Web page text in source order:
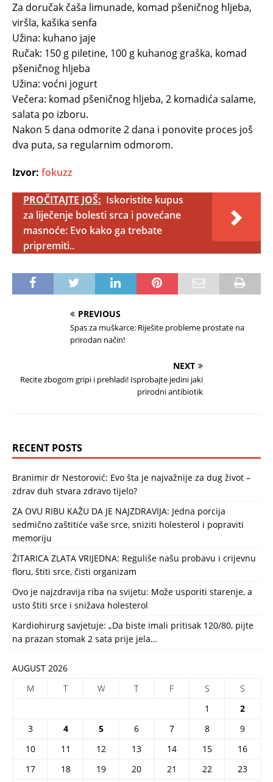
Za doručak čaša limunade, komad pšeničnog hljeba,
viršla, kašika senfa
Užina: kuhano jaje
Ručak: 150 g piletine, 100 g kuhanog graška, komad
pšeničnog hljeba
Užina: voćni jogurt
Večera: komad pšeničnog hljeba, 2 komadića salame,
salata po izboru.
Nakon 5 dana odmorite 2 dana i ponovite proces još
dva puta, sa regularnim odmorom.
Izvor: fokuzz
PROČITAJTE JOŠ: Iskoristite kupus
za liječenje bolesti srca i povećane
masnoće: Evo kako ga trebate
pripremiti..
PREVIOUS
Spas za muškarce: Riješite probleme prostate na
prirodan način!
NEXT
Recite zbogom gripi i prehladi! Isprobajte jedini jaki
prirodni antibiotik
RECENT POSTS
Branimir dr Nestorović: Evo šta je najvažnije za dug život –
zdrav duh stvara zdravo tijelo?
ZA OVU RIBU KAŽU DA JE NAJZDRAVIJA: Jedna porcija
sedmično zaštitiće vaše srce, sniziti holesterol i popraviti
memoriju
ŽITARICA ZLATA VRIJEDNA: Reguliše našu probavu i crijevnu
floru, štiti srce, čisti organizam
Ovo je najzdravija riba na svijetu: Može usporiti starenje, a
usto štiti srce i snižava holesterol
Kardiohirurg savjetuje: „Da biste imali pritisak 120/80, pijte
na prazan stomak 2 sata prije jela…
AUGUST 2026
M
T W T F S
S
1
2
3
4 5 6 7 8
9
10
11 12 13 14 15
16
17
18 19 20 21 22 23